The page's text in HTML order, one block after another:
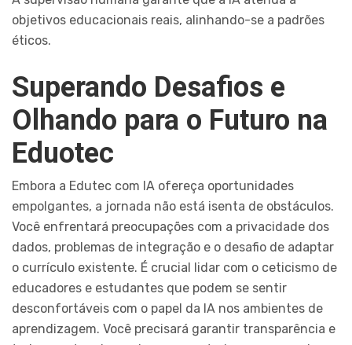
objetivos educacionais reais, alinhando-se a padrões
éticos.
Superando Desafios e
Olhando para o Futuro na
Eduotec
Embora a Edutec com IA ofereça oportunidades
empolgantes, a jornada não está isenta de obstáculos.
Você enfrentará preocupações com a privacidade dos
dados, problemas de integração e o desafio de adaptar
o currículo existente. É crucial lidar com o ceticismo de
educadores e estudantes que podem se sentir
desconfortáveis com o papel da IA nos ambientes de
aprendizagem. Você precisará garantir transparência e